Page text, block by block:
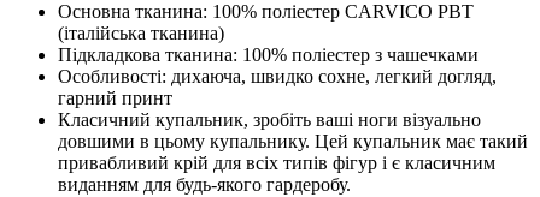
Основна тканина: 100% поліестер CARVICO PBT
(італійська тканина)
Підкладкова тканина: 100% поліестер з чашечками
Особливості: дихаюча, швидко сохне, легкий догляд,
гарний принт
Класичний купальник, зробіть ваші ноги візуально
довшими в цьому купальнику. Цей купальник має такий
привабливий крій для всіх типів фігур і є класичним
виданням для будь-якого гардеробу.